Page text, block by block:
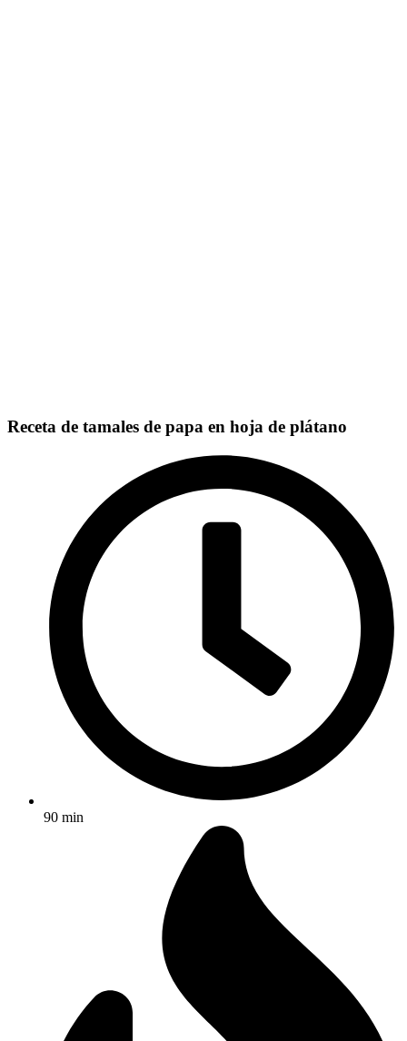
Receta de tamales de papa en hoja de plátano
90 min